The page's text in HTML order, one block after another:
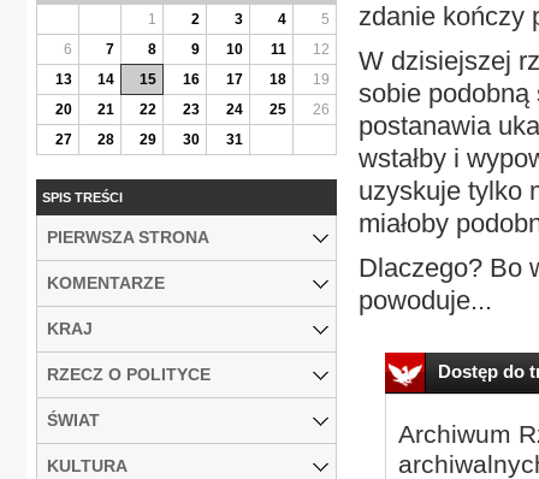
zdanie kończy
W dzisiejszej
sobie podobną
postanawia
wstałby i
uzyskuje tylko
miałoby
Dlaczego? Bo
powoduje...
Dostęp do
Archiwum
1
2 3 4
5
6
7 8 9 10 11
12
13
14 15 16 17 18
19
20
21 22 23 24 25
26
27
28 29 30 31
SPIS TREŚCI
PIERWSZA STRONA
KOMENTARZE
KRAJ
RZECZ O POLITYCE
ŚWIAT
KULTURA